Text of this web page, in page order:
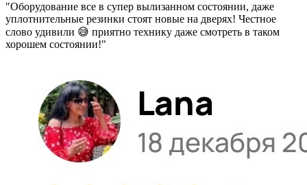
"Оборудование все в супер вылизанном состоянии, даже
уплотнительные резинки стоят новые на дверях! Честное
слово удивили 😅 приятно технику даже смотреть в таком
хорошем состоянии!"